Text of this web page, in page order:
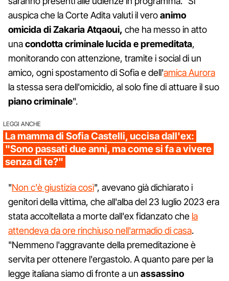
auspica che la Corte Adita valuti il veroanimo
omicida di Zakaria Atqaoui, che ha messo in atto
unacondotta criminale lucida e premeditata,
monitorando con attenzione, tramite i social di un
amico, ogni spostamento di Sofia e dell'amica Aurora
la stessa sera dell'omicidio, al solo fine di attuare il suo
piano criminale".
LEGGI ANCHE
La mamma di Sofia Castelli, uccisa dall'ex:
"Sono passati due anni, ma come si fa a vivere
senza di te?"
"Non c'è giustizia così", avevano già dichiarato i
genitori della vittima, che all'alba del 23 luglio 2023 era
stata accoltellata a morte dall'ex fidanzato che la
attendeva da ore rinchiuso nell'armadio di casa.
"Nemmeno l'aggravante della premeditazione è
servita per ottenere l'ergastolo. A quanto pare per la
legge italiana siamo di fronte a un assassino